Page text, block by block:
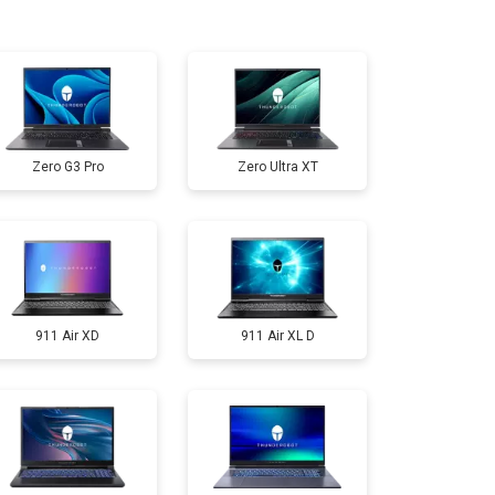
3300 ₽ Заказать
3800 ₽ Заказать
1500 ₽ Заказать
2900 ₽ Заказать
1200 ₽ Заказать
Zero G3 Pro Zero Ultra XT
911 Air XD 911 Air XL D